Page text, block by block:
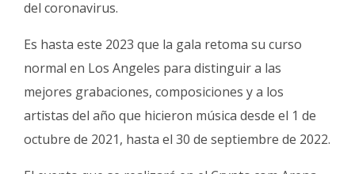
del coronavirus.
Es hasta este 2023 que la gala retoma su curso
normal en Los Angeles para distinguir a las
mejores grabaciones, composiciones y a los
artistas del año que hicieron música desde el 1 de
octubre de 2021, hasta el 30 de septiembre de 2022.